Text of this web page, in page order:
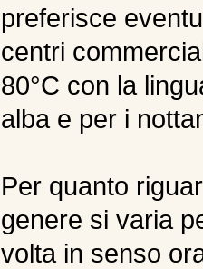
preferisce
centri
80°C con la
alba e per i
Per quanto
genere si varia
volta in senso